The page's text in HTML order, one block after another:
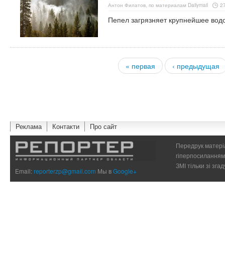
Антон Филатов, по материалам Dailymail
Пепел загрязняет крупнейшее
« первая ‹ предыдущая
Реклама Контакти Про сайт
Email:reporterzp@gmail.com Мы вGoogle+
Передрук
ЗМІ тільки зі